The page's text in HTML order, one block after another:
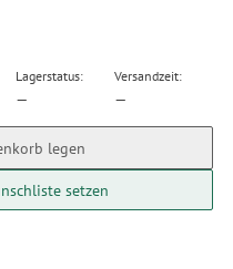
Lagerstatus:
—
Versandzeit:
—
legen
setzen